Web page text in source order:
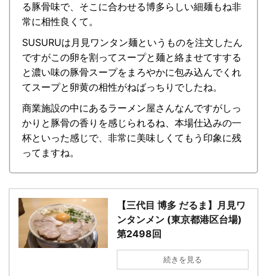
る豚骨味で、そこに合わせる博多らしい細麺もね非
常に相性良くて。
SUSURUは月見ワンタン麺というものを注文したん
ですがこの卵を割ってスープと麺と絡ませてすする
と濃い味の豚骨スープをまろやかに包み込んでくれ
てスープと卵黄の相性がねばっちりでしたね。
商業施設の中にあるラーメン屋さんなんですがしっ
かりと豚骨の香りを感じられるね、本場仕込みの一
杯といった感じで、非常に美味しくてもう印象に残
ってますね。
【三代目 博多 だるま】月見ワ
ンタンメン (東京都港区台場)
第2498回
続きを見る